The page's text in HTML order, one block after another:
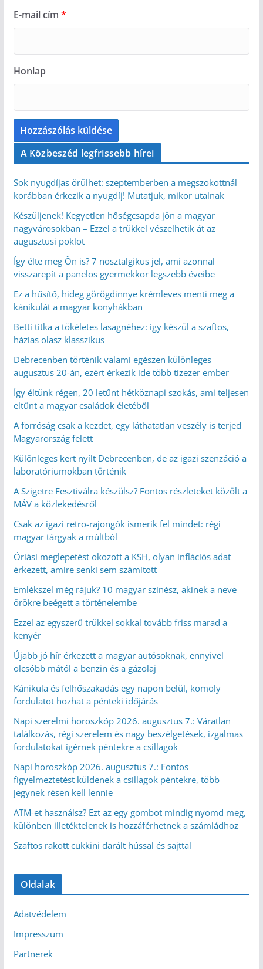
E-mail cím *
Honlap
A Közbeszéd legfrissebb hírei
Sok nyugdíjas örülhet: szeptemberben a megszokottnál
korábban érkezik a nyugdíj! Mutatjuk, mikor utalnak
Készüljenek! Kegyetlen hőségcsapda jön a magyar
nagyvárosokban – Ezzel a trükkel vészelhetik át az
augusztusi poklot
Így élte meg Ön is? 7 nosztalgikus jel, ami azonnal
visszarepít a panelos gyermekkor legszebb éveibe
Ez a hűsítő, hideg görögdinnye krémleves menti meg a
kánikulát a magyar konyhákban
Betti titka a tökéletes lasagnéhez: így készül a szaftos,
házias olasz klasszikus
Debrecenben történik valami egészen különleges
augusztus 20-án, ezért érkezik ide több tízezer ember
Így éltünk régen, 20 letűnt hétköznapi szokás, ami teljesen
eltűnt a magyar családok életéből
A forróság csak a kezdet, egy láthatatlan veszély is terjed
Magyarország felett
Különleges kert nyílt Debrecenben, de az igazi szenzáció a
laboratóriumokban történik
A Szigetre Fesztiválra készülsz? Fontos részleteket közölt a
MÁV a közlekedésről
Csak az igazi retro-rajongók ismerik fel mindet: régi
magyar tárgyak a múltból
Óriási meglepetést okozott a KSH, olyan inflációs adat
érkezett, amire senki sem számított
Emlékszel még rájuk? 10 magyar színész, akinek a neve
örökre beégett a történelembe
Ezzel az egyszerű trükkel sokkal tovább friss marad a
kenyér
Újabb jó hír érkezett a magyar autósoknak, ennyivel
olcsóbb mától a benzin és a gázolaj
Kánikula és felhőszakadás egy napon belül, komoly
fordulatot hozhat a pénteki időjárás
Napi szerelmi horoszkóp 2026. augusztus 7.: Váratlan
találkozás, régi szerelem és nagy beszélgetések, izgalmas
fordulatokat ígérnek péntekre a csillagok
Napi horoszkóp 2026. augusztus 7.: Fontos
figyelmeztetést küldenek a csillagok péntekre, több
jegynek résen kell lennie
ATM-et használsz? Ezt az egy gombot mindig nyomd meg,
különben illetéktelenek is hozzáférhetnek a számládhoz
Szaftos rakott cukkini darált hússal és sajttal
Oldalak
Adatvédelem
Impresszum
Partnerek